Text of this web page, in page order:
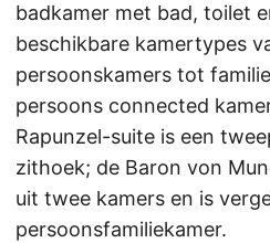
badkamer met bad, toilet
beschikbare kamertypes
persoonskamers tot
persoons connected
Rapunzel-suite is een
zithoek; de Baron von
uit twee kamers en is
persoonsfamiliekamer.